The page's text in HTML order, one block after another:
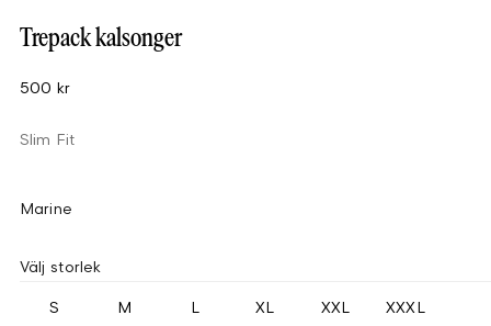
Trepack kalsonger
500 kr
Slim Fit
Marine
Välj storlek
S M L XL XXL XXXL